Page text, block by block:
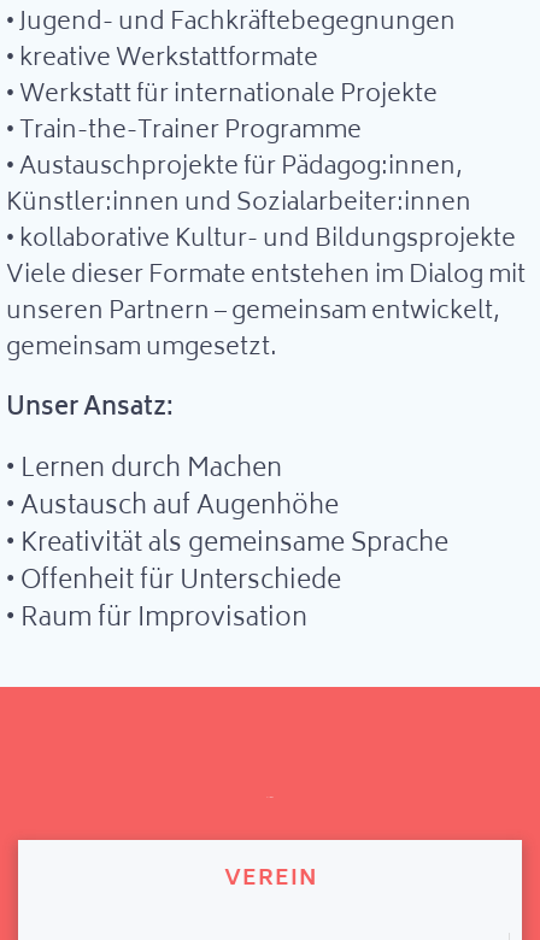
• Jugend- und Fachkräftebegegnungen
• kreative Werkstattformate
• Werkstatt für internationale Projekte
• Train-the-Trainer Programme
• Austauschprojekte für Pädagog:innen,
Künstler:innen und Sozialarbeiter:innen
• kollaborative Kultur- und Bildungsprojekte
Viele dieser Formate entstehen im Dialog mit
unseren Partnern – gemeinsam entwickelt,
gemeinsam umgesetzt.
Unser Ansatz:
• Lernen durch Machen
• Austausch auf Augenhöhe
• Kreativität als gemeinsame Sprache
• Offenheit für Unterschiede
• Raum für Improvisation
VEREIN